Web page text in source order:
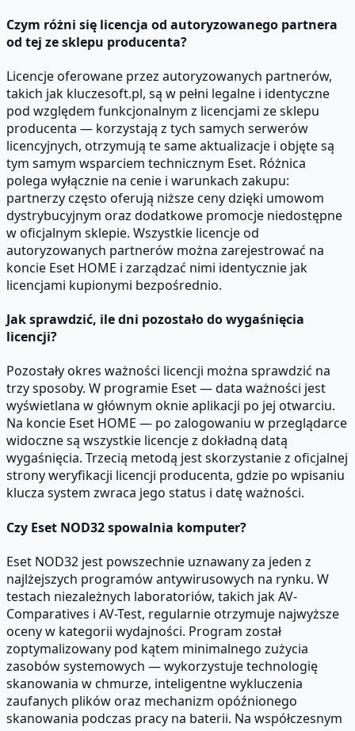
Czym różni się licencja od autoryzowanego partnera
od tej ze sklepu producenta?
Licencje oferowane przez autoryzowanych partnerów,
takich jak kluczesoft.pl, są w pełni legalne i identyczne
pod względem funkcjonalnym z licencjami ze sklepu
producenta — korzystają z tych samych serwerów
licencyjnych, otrzymują te same aktualizacje i objęte są
tym samym wsparciem technicznym Eset. Różnica
polega wyłącznie na cenie i warunkach zakupu:
partnerzy często oferują niższe ceny dzięki umowom
dystrybucyjnym oraz dodatkowe promocje niedostępne
w oficjalnym sklepie. Wszystkie licencje od
autoryzowanych partnerów można zarejestrować na
koncie Eset HOME i zarządzać nimi identycznie jak
licencjami kupionymi bezpośrednio.
Jak sprawdzić, ile dni pozostało do wygaśnięcia
licencji?
Pozostały okres ważności licencji można sprawdzić na
trzy sposoby. W programie Eset — data ważności jest
wyświetlana w głównym oknie aplikacji po jej otwarciu.
Na koncie Eset HOME — po zalogowaniu w przeglądarce
widoczne są wszystkie licencje z dokładną datą
wygaśnięcia. Trzecią metodą jest skorzystanie z oficjalnej
strony weryfikacji licencji producenta, gdzie po wpisaniu
klucza system zwraca jego status i datę ważności.
Czy Eset NOD32 spowalnia komputer?
Eset NOD32 jest powszechnie uznawany za jeden z
najlżejszych programów antywirusowych na rynku. W
testach niezależnych laboratoriów, takich jak AV-
Comparatives i AV-Test, regularnie otrzymuje najwyższe
oceny w kategorii wydajności. Program został
zoptymalizowany pod kątem minimalnego zużycia
zasobów systemowych — wykorzystuje technologię
skanowania w chmurze, inteligentne wykluczenia
zaufanych plików oraz mechanizm opóźnionego
skanowania podczas pracy na baterii. Na współczesnym